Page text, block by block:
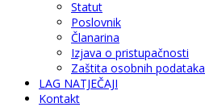
Statut
Poslovnik
Članarina
Izjava o pristupačnosti
Zaštita osobnih podataka
LAG NATJEČAJI
Kontakt